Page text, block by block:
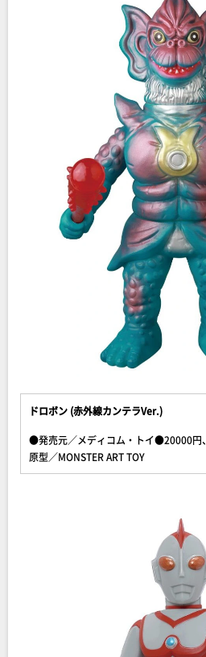
ドロボン (赤外線カンテラVer.)
●発売元／メディコム・トイ●20000
原型／MONSTER ART TOY